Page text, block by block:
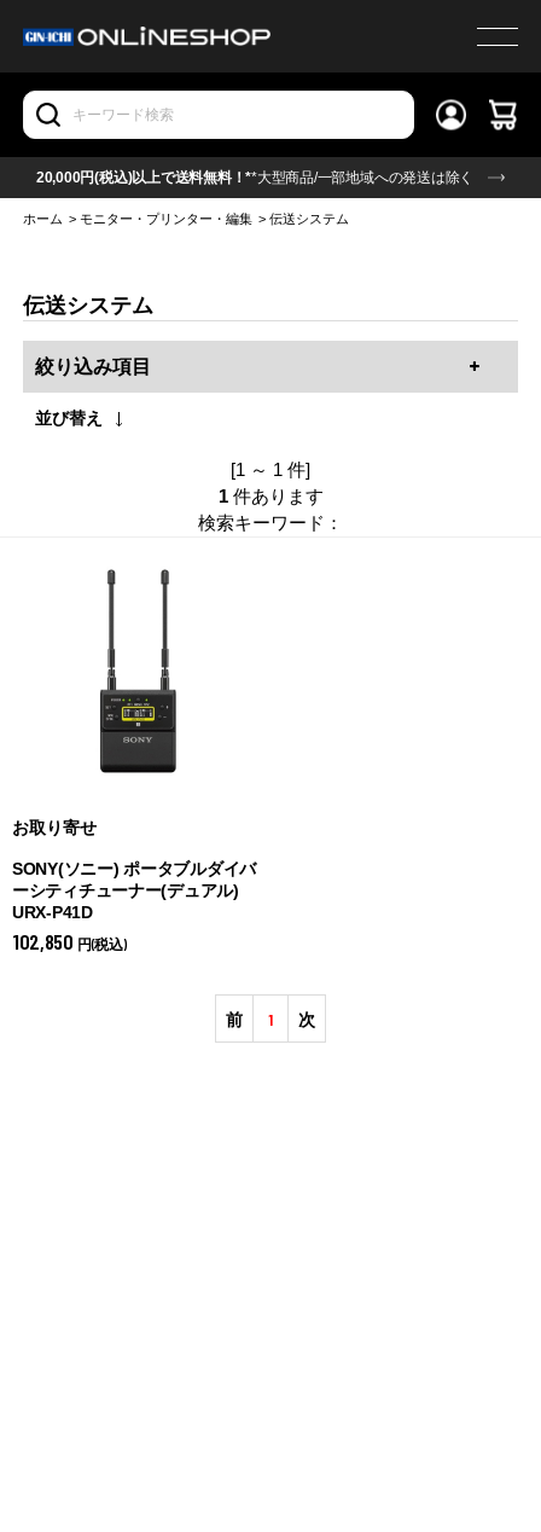
20,000円(税込)以上で送料無料！**大型商品/一部地域への発送は除く
ホーム >モニター・プリンター・編集 >伝送システム
伝送システム
絞り込み項目
並び替え
[1 ～ 1 件]
1 件あります
検索キーワード：
お取り寄せ
SONY(ソニー) ポータブルダイバ
ーシティチューナー(デュアル)
URX-P41D
102,850 円(税込)
前 1 次